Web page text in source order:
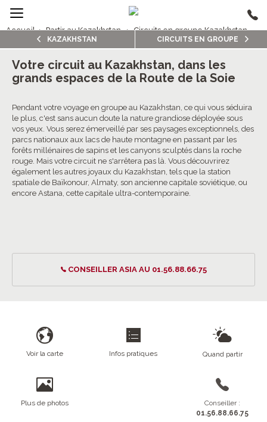
Accueil› Partir au Kazakhstan› Circuits en groupe Kazakhstan
1/5
Circuits en groupe Kazakhstan
3.9/5 (12 avis clients)
Votre circuit au Kazakhstan, dans les
grands espaces de la Route de la Soie
Pendant votre voyage en groupe au Kazakhstan, ce qui vous séduira
le plus, c'est sans aucun doute la nature grandiose déployée sous
vos yeux. Vous serez émerveillé par ses paysages exceptionnels, des
parcs nationaux aux lacs de haute montagne en passant par les
forêts millénaires de sapins et les canyons sculptés dans la roche
rouge. Mais votre circuit ne s'arrêtera pas là. Vous découvrirez
également les autres joyaux du Kazakhstan, tels que la station
spatiale de Baïkonour, Almaty, son ancienne capitale soviétique, ou
encore Astana, cette capitale ultra-contemporaine.
CONSEILLER ASIA AU 01.56.88.66.75
Voir la carte Infos pratiques Quand partir
Plus de photos
Conseiller :
01.56.88.66.75
KAZAKHSTAN CIRCUITS EN GROUPE